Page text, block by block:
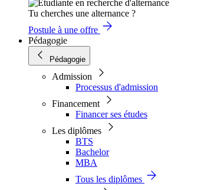
Tu cherches une alternance ?
Postule à une offre
Pédagogie
Pédagogie
Admission
Processus d'admission
Financement
Financer ses études
Les diplômes
BTS
Bachelor
MBA
Tous les diplômes